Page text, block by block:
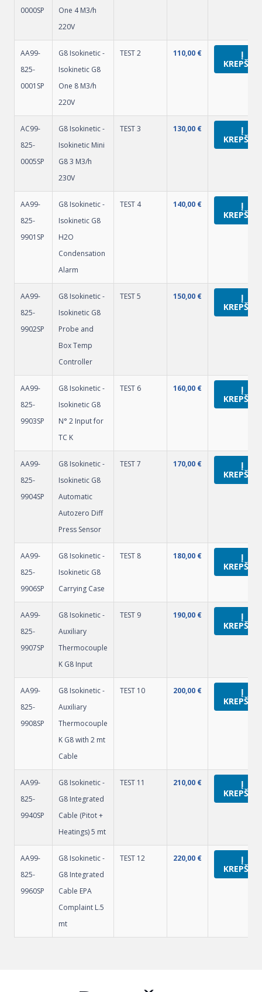
0000SP
One 4 M3/h
220V
AA99-
825-
0001SP
G8 Isokinetic -
Isokinetic G8
One 8 M3/h
220V
TEST 2 110,00 €
Į
KREPŠELĮ
AC99-
825-
0005SP
G8 Isokinetic -
Isokinetic Mini
G8 3 M3/h
230V
TEST 3 130,00 €
Į
KREPŠELĮ
AA99-
825-
9901SP
G8 Isokinetic -
Isokinetic G8
H2O
Condensation
Alarm
TEST 4 140,00 €
Į
KREPŠELĮ
AA99-
825-
9902SP
G8 Isokinetic -
Isokinetic G8
Probe and
Box Temp
Controller
TEST 5 150,00 €
Į
KREPŠELĮ
AA99-
825-
9903SP
G8 Isokinetic -
Isokinetic G8
N° 2 Input for
TC K
TEST 6 160,00 €
Į
KREPŠELĮ
AA99-
825-
9904SP
G8 Isokinetic -
Isokinetic G8
Automatic
Autozero Diff
Press Sensor
TEST 7 170,00 €
Į
KREPŠELĮ
AA99-
825-
9906SP
G8 Isokinetic -
Isokinetic G8
Carrying Case
TEST 8 180,00 €
Į
KREPŠELĮ
AA99-
825-
9907SP
G8 Isokinetic -
Auxiliary
Thermocouple
K G8 Input
TEST 9 190,00 €
Į
KREPŠELĮ
AA99-
825-
9908SP
G8 Isokinetic -
Auxiliary
Thermocouple
K G8 with 2 mt
Cable
TEST 10 200,00 €
Į
KREPŠELĮ
AA99-
825-
9940SP
G8 Isokinetic -
G8 Integrated
Cable (Pitot +
Heatings) 5 mt
TEST 11 210,00 €
Į
KREPŠELĮ
AA99-
825-
9960SP
G8 Isokinetic -
G8 Integrated
Cable EPA
Complaint L.5
mt
TEST 12 220,00 €
Į
KREPŠELĮ